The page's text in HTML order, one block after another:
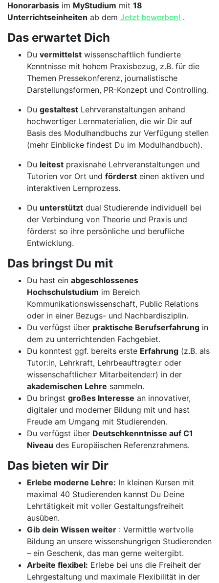
Honorarbasis im MyStudium mit 18
Unterrichtseinheiten ab dem Jetzt bewerben! .
Das erwartet Dich
Du vermittelst wissenschaftlich fundierte
Kenntnisse mit hohem Praxisbezug, z.B. für die
Themen Pressekonferenz, journalistische
Darstellungsformen, PR-Konzept und Controlling.
Du gestaltest Lehrveranstaltungen anhand
hochwertiger Lernmaterialien, die wir Dir auf
Basis des Modulhandbuchs zur Verfügung stellen
(mehr Einblicke findest Du im Modulhandbuch).
Du leitest praxisnahe Lehrveranstaltungen und
Tutorien vor Ort und förderst einen aktiven und
interaktiven Lernprozess.
Du unterstützt dual Studierende individuell bei
der Verbindung von Theorie und Praxis und
förderst so ihre persönliche und berufliche
Entwicklung.
Das bringst Du mit
Du hast ein abgeschlossenes
Hochschulstudium im Bereich
Kommunikationswissenschaft, Public Relations
oder in einer Bezugs- und Nachbardisziplin.
Du verfügst über praktische Berufserfahrung in
dem zu unterrichtenden Fachgebiet.
Du konntest ggf. bereits erste Erfahrung (z.B. als
Tutor:in, Lehrkraft, Lehrbeauftragte:r oder
wissenschaftliche:r Mitarbeitende:r) in der
akademischen Lehre sammeln.
Du bringst großes Interesse an innovativer,
digitaler und moderner Bildung mit und hast
Freude am Umgang mit Studierenden.
Du verfügst über Deutschkenntnisse auf C1
Niveau des Europäischen Referenzrahmens.
Das bieten wir Dir
Erlebe moderne Lehre: In kleinen Kursen mit
maximal 40 Studierenden kannst Du Deine
Lehrtätigkeit mit voller Gestaltungsfreiheit
ausüben.
Gib dein Wissen weiter : Vermittle wertvolle
Bildung an unsere wissenshungrigen Studierenden
– ein Geschenk, das man gerne weitergibt.
Arbeite flexibel: Erlebe bei uns die Freiheit der
Lehrgestaltung und maximale Flexibilität in der